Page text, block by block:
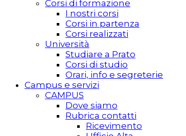
Corsi di formazione
I nostri corsi
Corsi in partenza
Corsi realizzati
Università
Studiare a Prato
Corsi di studio
Orari, info e segreterie
Campus e servizi
CAMPUS
Dove siamo
Rubrica contatti
Ricevimento